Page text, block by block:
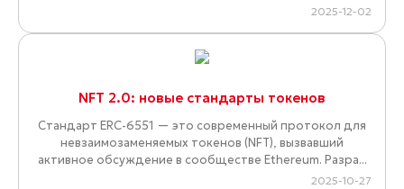
2025-12-02
NFT 2.0: новые стандарты токенов
Стандарт ERC-6551 — это современный протокол для
невзаимозаменяемых токенов (NFT), вызвавший
активное обсуждение в сообществе Ethereum. Разра...
2025-10-27